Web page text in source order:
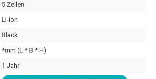
5 Zellen
Li-ion
Black
*mm (L * B * H)
1 Jahr